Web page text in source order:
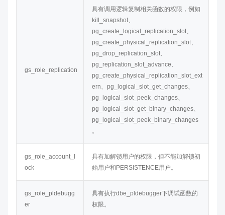
gs_role_replication
具有调用逻辑复制相关函数的权限，例如
kill_snapshot、
pg_create_logical_replication_slot、
pg_create_physical_replication_slot、
pg_drop_replication_slot、
pg_replication_slot_advance、
pg_create_physical_replication_slot_ext
ern、pg_logical_slot_get_changes、
pg_logical_slot_peek_changes、
pg_logical_slot_get_binary_changes、
pg_logical_slot_peek_binary_changes
。
gs_role_account_l
ock
具有加解锁用户的权限，但不能加解锁初
始用户和PERSISTENCE用户。
gs_role_pldebugg
er
具有执行dbe_pldebugger下调试函数的
权限。